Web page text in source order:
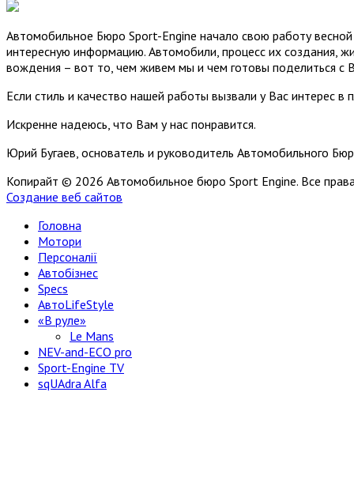
Автомобильное Бюро Sport-Engine начало свою работу
интересную информацию. Автомобили, процесс их создания,
вождения – вот то, чем живем мы и чем готовы поделиться с
Если стиль и качество нашей работы вызвали у Вас интерес в
Искренне надеюсь, что Вам у нас понравится.
Юрий Бугаев, основатель и руководитель Автомобильного
Копирайт © 2026 Автомобильное бюро Sport Engine. Все
Создание веб сайтов
Головна
Мотори
Персоналії
Автобізнес
Specs
АвтоLifeStyle
«В руле»
Le Mans
NEV-and-ECO pro
Sport-Engine TV
sqUAdra Alfa